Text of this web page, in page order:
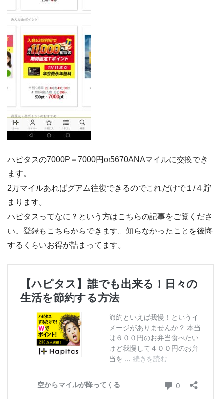
ハピタスの7000P＝7000円or5670ANAマイルに交換でき
ます。
2万マイルあればグアム往復できるのでこれだけで１/４貯
まります。
ハピタスってなに？という方はこちらの記事をご覧くださ
い。登録もこちらからできます。知らなかったことを後悔
するくらいお得が詰まってます。